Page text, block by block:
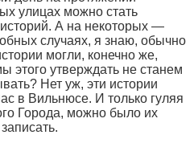
улицах можно стать
А на некоторых —
случаях, я знаю, обычно
могли, конечно же,
этого утверждать не станем
Нет уж, эти истории
в Вильнюсе. И только гуляя
Города, можно было их